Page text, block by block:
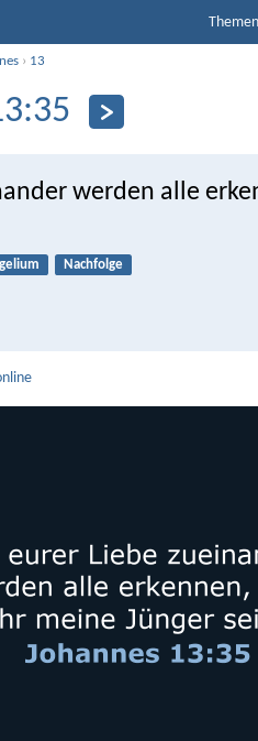
Themen
› 13
werden alle
Nachfolge